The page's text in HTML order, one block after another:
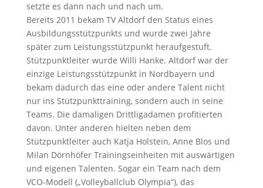
setzte es dann nach und nach um.
Bereits 2011 bekam TV Altdorf den Status eines
Ausbildungsstützpunkts und wurde zwei Jahre
später zum Leistungsstützpunkt heraufgestuft.
Stützpunktleiter wurde Willi Hanke. Altdorf war der
einzige Leistungsstützpunkt in Nordbayern und
bekam dadurch das eine oder andere Talent nicht
nur ins Stützpunkttraining, sondern auch in seine
Teams. Die damaligen Drittligadamen profitierten
davon. Unter anderen hielten neben dem
Stützpunktleiter auch Katja Holstein, Anne Blos und
Milan Dörnhöfer Trainingseinheiten mit auswärtigen
und eigenen Talenten. Sogar ein Team nach dem
VCO-Modell („Volleyballclub Olympia“), das